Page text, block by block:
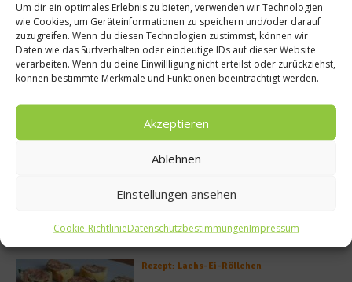
Um dir ein optimales Erlebnis zu bieten, verwenden wir Technologien
wie Cookies, um Geräteinformationen zu speichern und/oder darauf
zuzugreifen. Wenn du diesen Technologien zustimmst, können wir
Daten wie das Surfverhalten oder eindeutige IDs auf dieser Website
verarbeiten. Wenn du deine Einwillligung nicht erteilst oder zurückziehst,
können bestimmte Merkmale und Funktionen beeinträchtigt werden.
Akzeptieren
Ablehnen
Einstellungen ansehen
Cookie-RichtlinieDatenschutzbestimmungenImpressum
Meistgelesen
Brotkruste auf Tomatenconfit und
gefüllten Poveraden
Rezept: Lachs-Ei-Röllchen